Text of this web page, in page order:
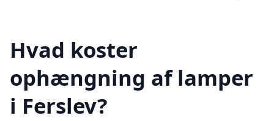
Hvad koster
ophængning af lamper
i Ferslev?